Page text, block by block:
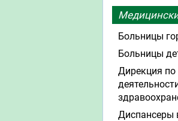
Больницы
Больницы
Дирекция
Диспансеры